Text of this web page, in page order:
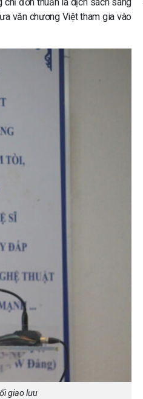
văn chương Việt tham gia vào
giao lưu